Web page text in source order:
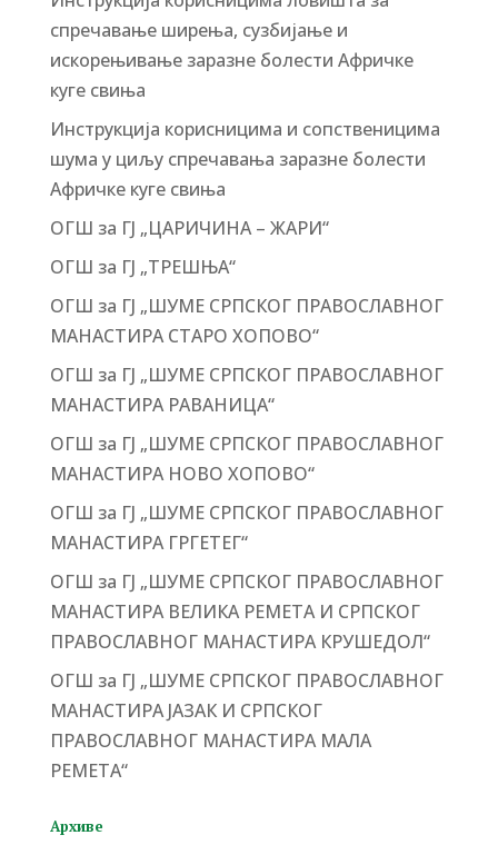
спречавање ширења, сузбијање и
искорењивање заразне болести Афричке
куге свиња
Инструкција корисницима и сопственицима
шума у циљу спречавања заразне болести
Афричке куге свиња
ОГШ за ГЈ „ЦАРИЧИНА – ЖАРИ“
ОГШ за ГЈ „ТРЕШЊА“
ОГШ за ГЈ „ШУМЕ СРПСКОГ ПРАВОСЛАВНОГ
МАНАСТИРА СТАРО ХОПОВО“
ОГШ за ГЈ „ШУМЕ СРПСКОГ ПРАВОСЛАВНОГ
МАНАСТИРА РАВАНИЦА“
ОГШ за ГЈ „ШУМЕ СРПСКОГ ПРАВОСЛАВНОГ
МАНАСТИРА НОВО ХОПОВО“
ОГШ за ГЈ „ШУМЕ СРПСКОГ ПРАВОСЛАВНОГ
МАНАСТИРА ГРГЕТЕГ“
ОГШ за ГЈ „ШУМЕ СРПСКОГ ПРАВОСЛАВНОГ
МАНАСТИРА ВЕЛИКА РЕМЕТА И СРПСКОГ
ПРАВОСЛАВНОГ МАНАСТИРА КРУШЕДОЛ“
ОГШ за ГЈ „ШУМЕ СРПСКОГ ПРАВОСЛАВНОГ
МАНАСТИРА ЈАЗАК И СРПСКОГ
ПРАВОСЛАВНОГ МАНАСТИРА МАЛА
РЕМЕТА“
Архиве